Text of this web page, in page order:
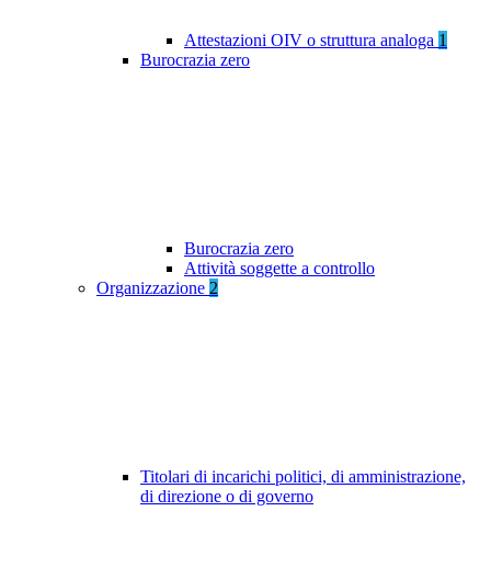
Attestazioni OIV o struttura analoga 1
Burocrazia zero
Burocrazia zero
Attività soggette a controllo
Organizzazione 2
Titolari di incarichi politici, di amministrazione,
di direzione o di governo